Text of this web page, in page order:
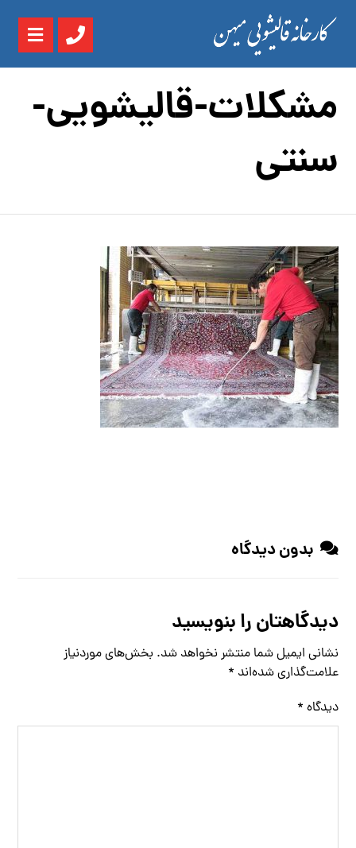
مشکلات-قالیشویی-
سنتی
بدون دیدگاه
دیدگاهتان را بنویسید
نشانی ایمیل شما منتشر نخواهد شد. بخش‌های موردنیاز
علامت‌گذاری شده‌اند *
دیدگاه *